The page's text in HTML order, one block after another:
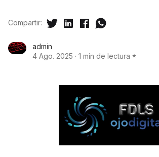
admin
4 Ago. 2025 · 1 min de lectura
Compartir: